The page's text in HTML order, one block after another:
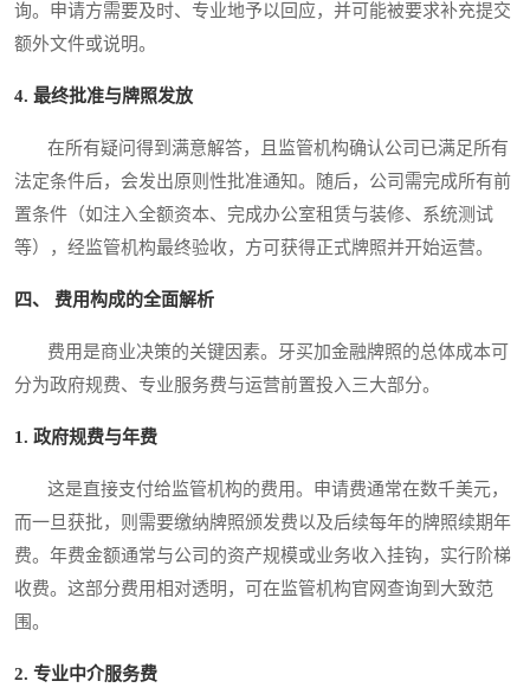
询。申请方需要及时、专业地予以回应，并可能被要求补充提交
额外文件或说明。
4. 最终批准与牌照发放
在所有疑问得到满意解答，且监管机构确认公司已满足所有
法定条件后，会发出原则性批准通知。随后，公司需完成所有前
置条件（如注入全额资本、完成办公室租赁与装修、系统测试
等），经监管机构最终验收，方可获得正式牌照并开始运营。
四、 费用构成的全面解析
费用是商业决策的关键因素。牙买加金融牌照的总体成本可
分为政府规费、专业服务费与运营前置投入三大部分。
1. 政府规费与年费
这是直接支付给监管机构的费用。申请费通常在数千美元，
而一旦获批，则需要缴纳牌照颁发费以及后续每年的牌照续期年
费。年费金额通常与公司的资产规模或业务收入挂钩，实行阶梯
收费。这部分费用相对透明，可在监管机构官网查询到大致范
围。
2. 专业中介服务费